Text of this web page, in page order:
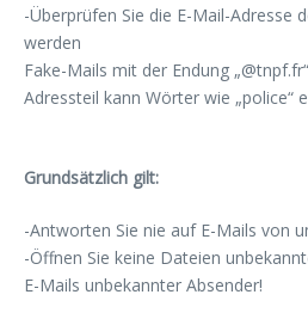
-Überprüfen Sie die E-Mail-Adresse
werden
Fake-Mails mit der Endung
Adressteil kann Wörter wie „police“
Grundsätzlich gilt:
-Antworten Sie nie auf E-Mails von
-Öffnen Sie keine Dateien
E-Mails unbekannter Absender!